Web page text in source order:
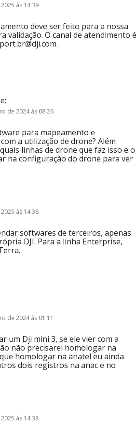
às 14:39
deve ser feito para a nossa
validação. O canal de atendimento é
de 2024 às 08:26
para mapeamento e
a utilização de drone? Além
linhas de drone que faz isso e o
na configuração do drone para ver
às 14:38
softwares de terceiros, apenas
DJI. Para a linha Enterprise,
de 2024 às 01:11
um Dji mini 3, se ele vier com a
não precisarei homologar na
homologar na anatel eu ainda
dois registros na anac e no
às 14:38